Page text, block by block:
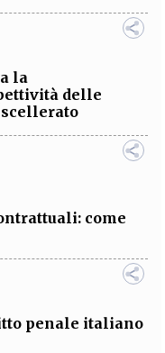
la
delle
come
penale italiano